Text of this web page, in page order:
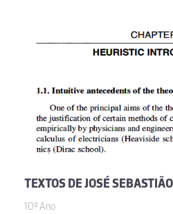
10º Ano